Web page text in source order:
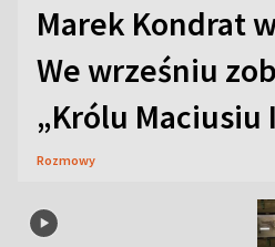
Marek Kondrat
We wrześniu
„Królu Maciusiu
Rozmowy